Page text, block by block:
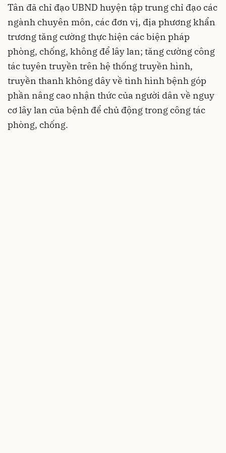
Tân đã chỉ đạo UBND huyện tập trung chỉ đạo các
ngành chuyên môn, các đơn vị, địa phương khẩn
trương tăng cường thực hiện các biện pháp
phòng, chống, không để lây lan; tăng cường công
tác tuyên truyền trên hệ thống truyền hình,
truyền thanh không dây về tình hình bệnh góp
phần nâng cao nhận thức của người dân về nguy
cơ lây lan của bệnh để chủ động trong công tác
phòng, chống.